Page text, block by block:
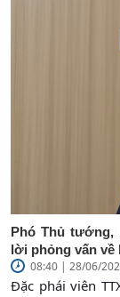
Phó Thủ tướng,
lời phỏng vấn về
08:40 | 28/06/
Đặc phái viên